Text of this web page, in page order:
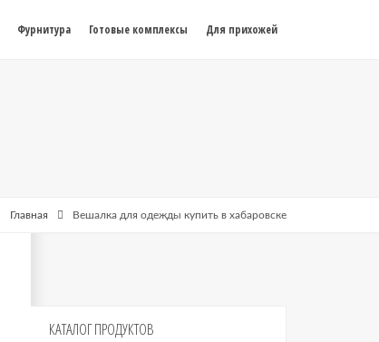
Фурнитура Готовые комплексы Для прихожей
Главная Вешалка для одежды купить в хабаровске
КАТАЛОГПРОДУКТОВ